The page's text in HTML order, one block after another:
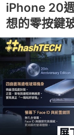
iPhone 20
想的零按鍵